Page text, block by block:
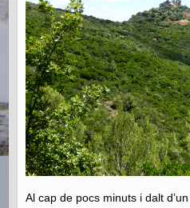
Al cap de pocs minuts i dalt